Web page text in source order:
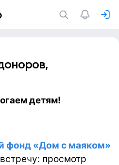
детям!
фонд «Дом с маяком»
просмотр